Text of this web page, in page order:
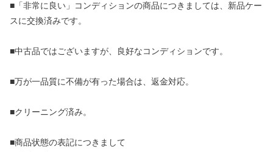
■「非常に良い」コンディションの商品につきましては、新品ケー
スに交換済みです。
■中古品ではございますが、良好なコンディションです。
■万が一品質に不備が有った場合は、返金対応。
■クリーニング済み。
■商品状態の表記につきまして